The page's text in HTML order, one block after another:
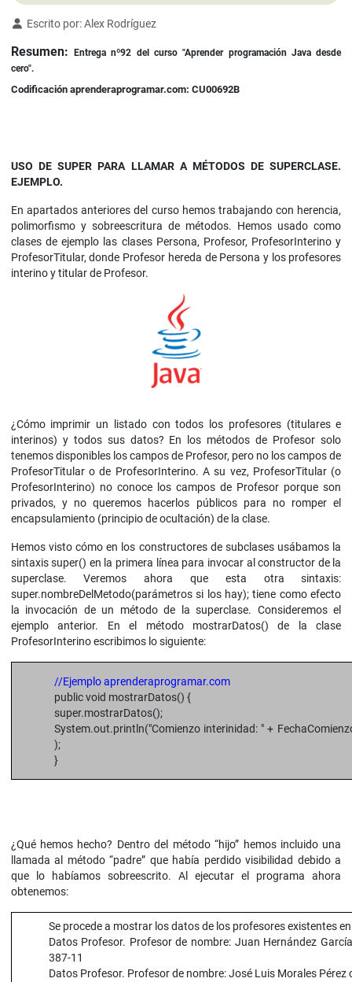
Detalles
Escrito por:Alex Rodríguez
Resumen:
Entrega nº92 del curso "Aprender programación Java desde
cero".
Codificación aprenderaprogramar.com: CU00692B
USO DE SUPER PARA LLAMAR A MÉTODOS DE SUPERCLASE.
EJEMPLO.
En apartados anteriores del curso hemos trabajando con herencia,
polimorfismo y sobreescritura de métodos. Hemos usado como
clases de ejemplo las clases Persona, Profesor, ProfesorInterino y
ProfesorTitular, donde Profesor hereda de Persona y los profesores
interino y titular de Profesor.
¿Cómo imprimir un listado con todos los profesores (titulares e
interinos) y todos sus datos? En los métodos de Profesor solo
tenemos disponibles los campos de Profesor, pero no los campos de
ProfesorTitular o de ProfesorInterino. A su vez, ProfesorTitular (o
ProfesorInterino) no conoce los campos de Profesor porque son
privados, y no queremos hacerlos públicos para no romper el
encapsulamiento (principio de ocultación) de la clase.
Hemos visto cómo en los constructores de subclases usábamos la
sintaxis super() en la primera línea para invocar al constructor de la
superclase. Veremos ahora que esta otra sintaxis:
super.nombreDelMetodo(parámetros si los hay); tiene como efecto
la invocación de un método de la superclase. Consideremos el
ejemplo anterior. En el método mostrarDatos() de la clase
ProfesorInterino escribimos lo siguiente:
//Ejemplo aprenderaprogramar.com
public void mostrarDatos() {
super.mostrarDatos();
System.out.println("Comienzo interinidad: " +
);
}
¿Qué hemos hecho? Dentro del método “hijo” hemos incluido una
llamada al método “padre” que había perdido visibilidad debido a
que lo habíamos sobreescrito. Al ejecutar el programa ahora
obtenemos:
Se procede a mostrar los datos de los profesores existentes
Datos Profesor. Profesor de nombre: Juan Hernández
387-11
Datos Profesor. Profesor de nombre: José Luis Morales